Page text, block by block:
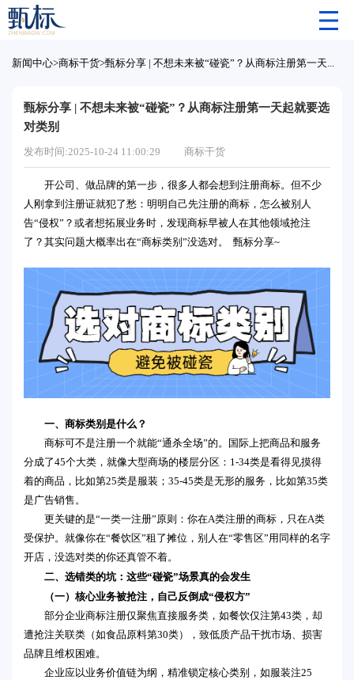
新闻中心>商标干货> 甄标分享 | 不想未来被“碰瓷”？从商标注册第一天起就要选对类别
甄标分享 | 不想未来被“碰瓷”？从商标注册第一天起就要选
对类别
发布时间:2025-10-24 11:00:29 商标干货
开公司、做品牌的第一步，很多人都会想到注册商标。但不少
人刚拿到注册证就犯了愁：明明自己先注册的商标，怎么被别人
告“侵权”？或者想拓展业务时，发现商标早被人在其他领域抢注
了？其实问题大概率出在“商标类别”没选对。 甄标分享~
一、商标类别是什么？
商标可不是注册一个就能“通杀全场”的。国际上把商品和服务
分成了45个大类，就像大型商场的楼层分区：1-34类是看得见摸得
着的商品，比如第25类是服装；35-45类是无形的服务，比如第35类
是广告销售。
更关键的是“一类一注册”原则：你在A类注册的商标，只在A类
受保护。就像你在“餐饮区”租了摊位，别人在“零售区”用同样的名字
开店，没选对类的你还真管不着。
二、选错类的坑：这些“碰瓷”场景真的会发生
（一）核心业务被抢注，自己反倒成“侵权方”
部分企业商标注册仅聚焦直接服务类，如餐饮仅注第43类，却
遭抢注关联类（如食品原料第30类），致低质产品干扰市场、损害
品牌且维权困难。
企业应以业务价值链为纲，精准锁定核心类别，如服装注25